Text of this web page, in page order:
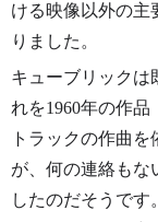
ける映像以外の主
りました。
キューブリックは
れを1960年の作
トラックの作曲
が、何の連絡もな
したのだそうで